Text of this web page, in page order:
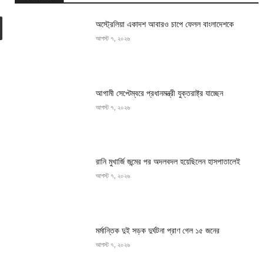
অস্ট্রেলিয়া একাদশ আবারও চাপে ফেলল বাংলাদেশকে
আগস্ট ৭, ২০২৬
আগামী সেপ্টেম্বরে প্রধানমন্ত্রী যুক্তরাষ্ট্র যাচ্ছেন
আগস্ট ৭, ২০২৬
রানি মুখার্জি জন্মের পর অদলবদল হয়েছিলেন হাসপাতালেই
আগস্ট ৭, ২০২৬
মর্মান্তিক দুই সড়ক দুর্ঘটনা প্রাণ গেল ১৫ জনের
আগস্ট ৭, ২০২৬